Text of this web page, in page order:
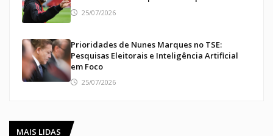
25/07/2026
Prioridades de Nunes Marques no TSE:
Pesquisas Eleitorais e Inteligência Artificial
em Foco
25/07/2026
MAIS LIDAS